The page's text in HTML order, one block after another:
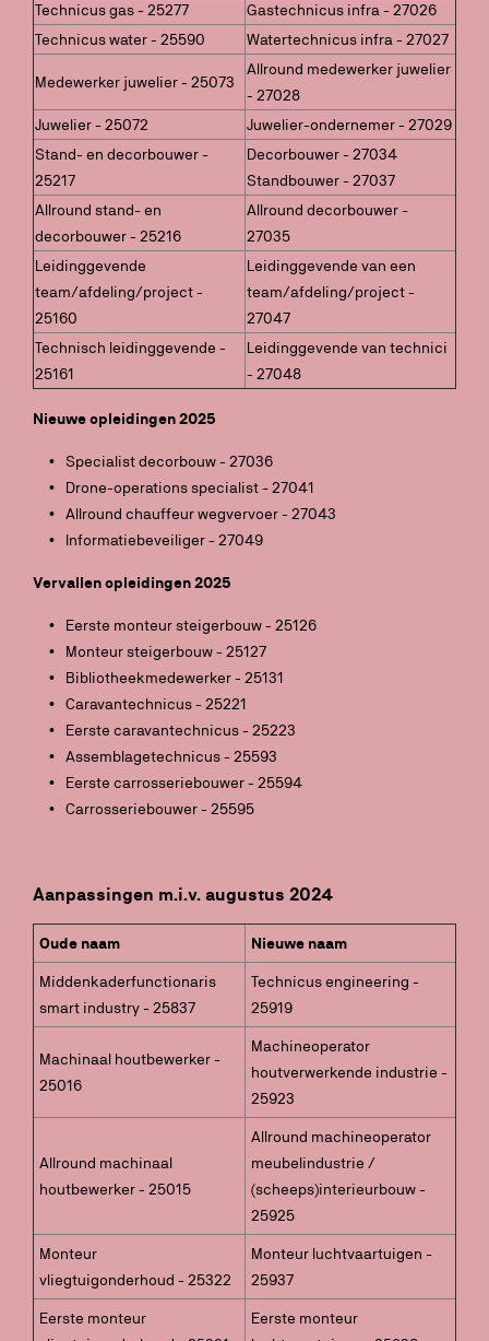
Technicus gas - 25277
Gastechnicus infra - 27026
Technicus water - 25590
Watertechnicus infra - 27027
Medewerker juwelier - 25073
Allround medewerker juwelier
- 27028
Juwelier - 25072
Juwelier-ondernemer - 27029
Stand- en decorbouwer -
25217
Decorbouwer - 27034
Standbouwer - 27037
Allround stand- en
decorbouwer - 25216
Allround decorbouwer -
27035
Leidinggevende
team/afdeling/project -
25160
Leidinggevende van een
team/afdeling/project -
27047
Technisch leidinggevende -
25161
Leidinggevende van technici
- 27048
Nieuwe opleidingen 2025
Specialist decorbouw - 27036
Drone-operations specialist - 27041
Allround chauffeur wegvervoer - 27043
Informatiebeveiliger - 27049
Vervallen opleidingen 2025
Eerste monteur steigerbouw - 25126
Monteur steigerbouw - 25127
Bibliotheekmedewerker - 25131
Caravantechnicus - 25221
Eerste caravantechnicus - 25223
Assemblagetechnicus - 25593
Eerste carrosseriebouwer - 25594
Carrosseriebouwer - 25595
Aanpassingen m.i.v. augustus 2024
Oude naam Nieuwe naam
Middenkaderfunctionaris
smart industry - 25837
Technicus engineering -
25919
Machinaal houtbewerker -
25016
Machineoperator
houtverwerkende industrie -
25923
Allround machinaal
houtbewerker - 25015
Allround machineoperator
meubelindustrie /
(scheeps)interieurbouw -
25925
Monteur
vliegtuigonderhoud - 25322
Monteur luchtvaartuigen -
25937
Eerste monteur
Eerste monteur